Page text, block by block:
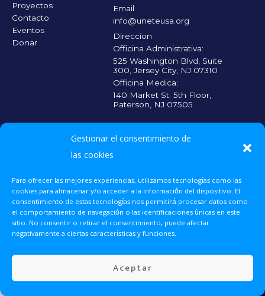
Gestionar el consentimiento de
las cookies
Para ofrecer las mejores experiencias, utilizamos tecnologías como las
cookies para almacenar y/o acceder a la información del dispositivo. El
consentimiento de estas tecnologías nos permitirá procesar datos como
el comportamiento de navegación o las identificaciones únicas en este
sitio. No consentir o retirar el consentimiento, puede afectar
negativamente a ciertas características y funciones.
Aceptar
Proyectos
Contacto
Eventos
Donar
Email
info@uneteusa.org
Direccion
Officina Administrativa:
525 Washington Blvd, Suite
300, Jersey City, NJ 07310
Officina Medica:
140 Market St. 5th Floor,
Paterson, NJ 07505
CADA CONTRIBUICIÓN CUENTAEscanea el código
reciban la atención
médica que
necesitan.
UNETE 2025 © Todos los derechos reservados.